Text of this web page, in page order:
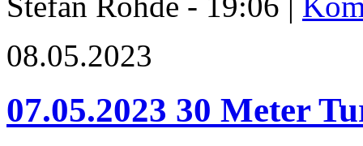
08.05.2023
07.05.2023 30 Meter